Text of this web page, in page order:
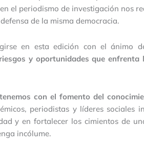
el periodismo de investigación nos
de la misma democracia.
en esta edición con el ánimo
y oportunidades que enfrenta
con el fomento del
periodistas y líderes sociales
y en fortalecer los cimientos de
incólume.